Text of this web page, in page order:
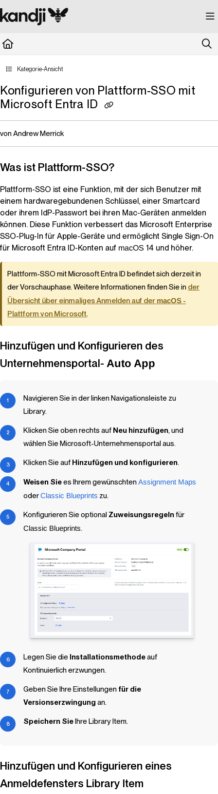
Documentation Index
Fetch the complete documentation index at: https://kandji.document360.io/
Kategorie-Ansicht
Konfigurieren von Plattform-SSO mit
Microsoft Entra ID
von Andrew Merrick
Was ist Plattform-SSO?
Plattform-SSO ist eine Funktion, mit der sich Benutzer mit
einem hardwaregebundenen Schlüssel, einer Smartcard
oder ihrem IdP-Passwort bei ihren Mac-Geräten anmelden
können. Diese Funktion verbessert das Microsoft Enterprise
SSO-Plug-In für Apple-Geräte und ermöglicht Single Sign-On
für Microsoft Entra ID-Konten auf macOS 14 und höher.
Plattform-SSO mit Microsoft Entra ID befindet sich derzeit in
der Vorschauphase. Weitere Informationen finden Sie in der
Übersicht über einmaliges Anmelden auf der macOS -
Plattform von Microsoft.
Hinzufügen und Konfigurieren des
Unternehmensportal- Auto App
Navigieren Sie in der linken Navigationsleiste zu
Library.
Klicken Sie oben rechts auf Neu hinzufügen, und
wählen Sie Microsoft-Unternehmensportal aus.
Klicken Sie auf Hinzufügen und konfigurieren.
Weisen Siees Ihrem gewünschtenAssignment Maps
oderClassic Blueprints zu.
Konfigurieren Sie optional Zuweisungsregelnfür
Classic Blueprints.
Legen Sie die Installationsmethodeauf
Kontinuierlich erzwungen.
Geben Sie Ihre Einstellungen für die
Versionserzwingung an.
Speichern Sie Ihre Library Item.
Hinzufügen und Konfigurieren eines
Anmeldefensters Library Item